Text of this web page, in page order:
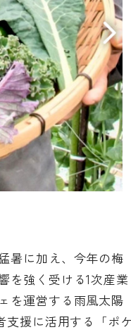
暑に加え、今年の梅
を強く受ける1次産業
を運営する雨風太陽
支援に活用する「ポ